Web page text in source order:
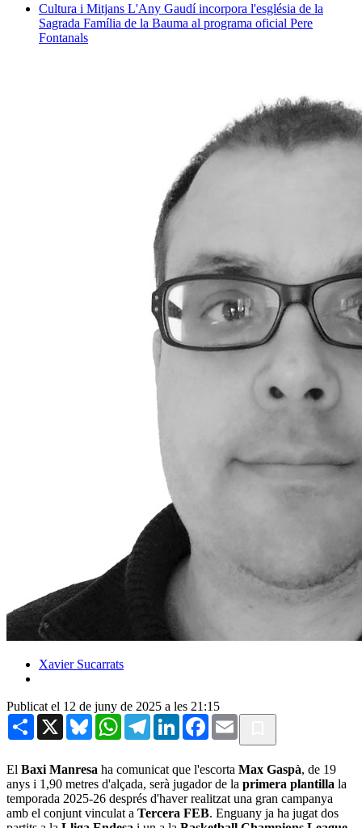
Cultura i Mitjans L'Any Gaudí incorpora l'església de la
Sagrada Família de la Bauma al programa oficial Pere
Fontanals
Xavier Sucarrats
Publicat el 12 de juny de 2025 a les 21:15
Share X BlueskyWhatsAppTelegramLinkedInFacebook
Email
El Baxi Manresa ha comunicat que l'escorta Max Gaspà, de 19
anys i 1,90 metres d'alçada, serà jugador de la primera plantilla la
temporada 2025-26 després d'haver realitzat una gran campanya
amb el conjunt vinculat a Tercera FEB. Enguany ja ha jugat dos